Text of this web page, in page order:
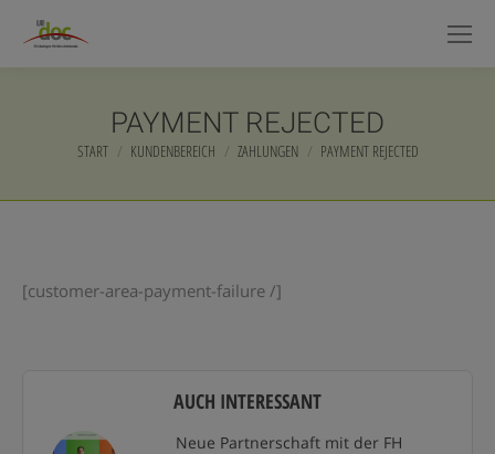
PAYMENT REJECTED
Sie befinden sich hier:
START KUNDENBEREICH ZAHLUNGEN PAYMENT REJECTED
[customer-area-payment-failure /]
AUCH INTERESSANT
Neue Partnerschaft mit der FH